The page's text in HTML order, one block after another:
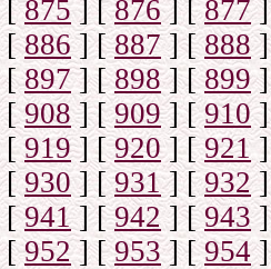
[875] [876] [877]
[886] [887] [888]
[897] [898] [899]
[908] [909] [910]
[919] [920] [921]
[ 930] [931] [932]
[941] [942] [943]
[952] [953] [954]